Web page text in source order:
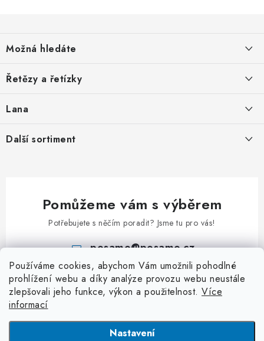
Používáme cookies, abychom Vám umožnili pohodlné
prohlížení webu a díky analýze provozu webu neustále
zlepšovali jeho funkce, výkon a použitelnost. Více
informací
Nastavení
p
a
Možná hledáte
O nás
Obchodní podmínky
Řetězy a řetízky
Ozdobné řetězy
Kroucené řetězy
Jednoduché řetězy
Dvojité řetězy
Dopravníkové řetězy
Lana
Ocelová pozinkovaná lana
Příslušenství k lanům
Další sortiment
Klíčové kroužky
S - Háčky
Třmeny a závěsná oka
Závlačky
Pomůžeme vám s výběrem
Potřebujete s něčím poradit? Jsme tu pro vás!
posamo@posamo.cz
+420 466 681 228